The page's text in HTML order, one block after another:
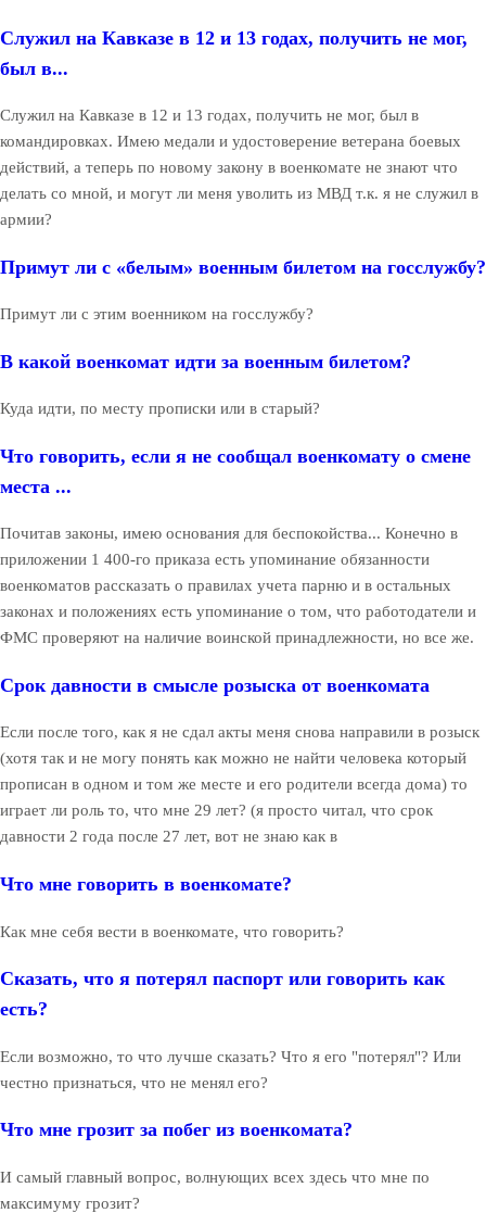
Служил на Кавказе в 12 и 13 годах, получить не мог,
был в...
Служил на Кавказе в 12 и 13 годах, получить не мог, был в
командировках. Имею медали и удостоверение ветерана боевых
действий, а теперь по новому закону в военкомате не знают что
делать со мной, и могут ли меня уволить из МВД т.к. я не служил в
армии?
Примут ли с «белым» военным билетом на госслужбу?
Примут ли с этим военником на госслужбу?
В какой военкомат идти за военным билетом?
Куда идти, по месту прописки или в старый?
Что говорить, если я не сообщал военкомату о смене
места ...
Почитав законы, имею основания для беспокойства... Конечно в
приложении 1 400-го приказа есть упоминание обязанности
военкоматов рассказать о правилах учета парню и в остальных
законах и положениях есть упоминание о том, что работодатели и
ФМС проверяют на наличие воинской принадлежности, но все же.
Срок давности в смысле розыска от военкомата
Если после того, как я не сдал акты меня снова направили в розыск
(хотя так и не могу понять как можно не найти человека который
прописан в одном и том же месте и его родители всегда дома) то
играет ли роль то, что мне 29 лет? (я просто читал, что срок
давности 2 года после 27 лет, вот не знаю как в
Что мне говорить в военкомате?
Как мне себя вести в военкомате, что говорить?
Сказать, что я потерял паспорт или говорить как
есть?
Если возможно, то что лучше сказать? Что я его "потерял"? Или
честно признаться, что не менял его?
Что мне грозит за побег из военкомата?
И самый главный вопрос, волнующих всех здесь что мне по
максимуму грозит?